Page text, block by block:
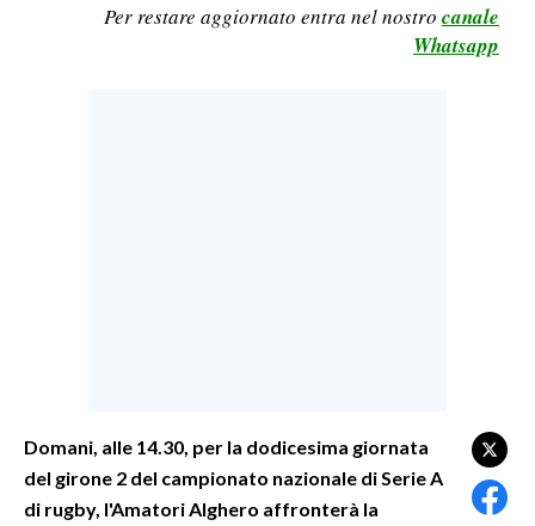
CULTURA
Per restare aggiornato entra nel nostro canale
Whatsapp
Domani, alle 14.30, per la dodicesima giornata
del girone 2 del campionato nazionale di Serie A
di rugby, l'Amatori Alghero affronterà la